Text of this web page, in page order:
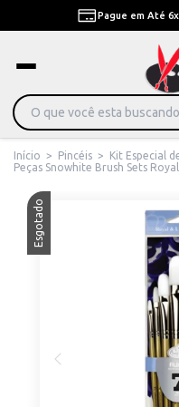
Pague em Até
Início > Pincéis > Kit Especial
Peças Snowhite Brush Sets
Esgotado